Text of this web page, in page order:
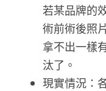
若某品牌的
術前術後照
拿不出一樣
汰了。
現實情況：